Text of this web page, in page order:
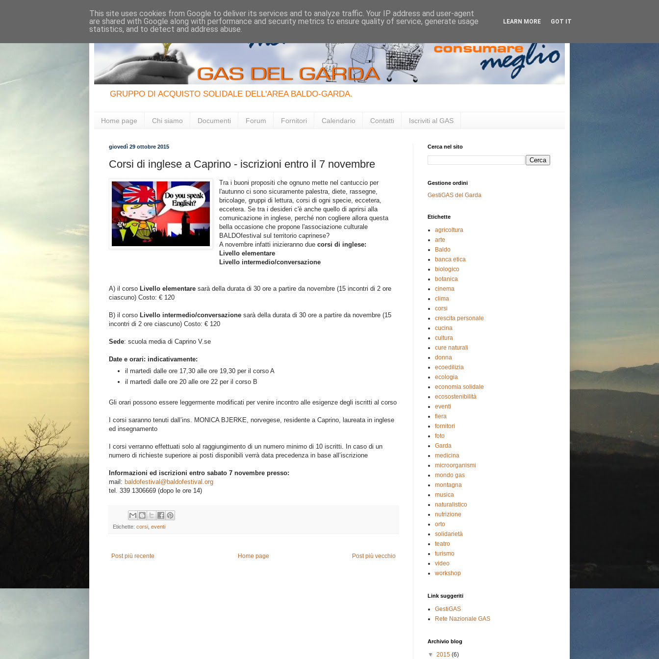
GRUPPO DI ACQUISTO SOLIDALE DELL'AREA BALDO-GARDA.
Home page Chi siamo Documenti Forum Fornitori Calendario Contatti Iscriviti al GAS
giovedì 29 ottobre 2015
Corsi di inglese a Caprino - iscrizioni entro il 7 novembre
Tra i buoni propositi che ognuno mette nel cantuccio per
l'autunno ci sono sicuramente palestra, diete, rassegne,
bricolage, gruppi di lettura, corsi di ogni specie, eccetera,
eccetera. Se tra i desideri c'è anche quello di aprirsi alla
comunicazione in inglese, perché non cogliere allora questa
bella occasione che propone l'associazione culturale
BALDOfestival sul territorio caprinese?
A novembre infatti inizieranno duecorsi di inglese:
Livello elementare
Livello intermedio/conversazione
A) il corso Livello elementare sarà della durata di 30 ore a partire da novembre (15 incontri di 2 ore
ciascuno) Costo: € 120
B) il corso Livello intermedio/conversazione sarà della durata di 30 ore a partire da novembre (15
incontri di 2 ore ciascuno) Costo: € 120
Sede: scuola media di Caprino V.se
Date e orari: indicativamente:
il martedì dalle ore 17,30 alle ore 19,30 per il corso A
il martedì dalle ore 20 alle ore 22 per il corso B
Gli orari possono essere leggermente modificati per venire incontro alle esigenze degli iscritti al corso
I corsi saranno tenuti dall’ins. MONICA BJERKE, norvegese, residente a Caprino, laureata in inglese
ed insegnamento
I corsi verranno effettuati solo al raggiungimento di un numero minimo di 10 iscritti. In caso di un
numero di richieste superiore ai posti disponibili verrà data precedenza in base all’iscrizione
Informazioni ed iscrizioni entro sabato 7 novembre presso:
mail: baldofestival@baldofestival.org
tel. 339 1306669 (dopo le ore 14)
Etichette: corsi eventi
Post più recente Post più vecchio
Home page
Cerca nel sito
Gestione ordini
GestiGAS del Garda
Etichette
agricoltura
arte
Baldo
banca etica
biologico
botanica
cinema
clima
corsi
crescita personale
cucina
cultura
cure naturali
donna
ecoedilizia
ecologia
economia solidale
ecosostenibilità
eventi
fiera
fornitori
foto
Garda
medicina
microorganismi
mondo gas
montagna
musica
naturalistico
nutrizione
orto
solidarietà
teatro
turismo
video
workshop
Link suggeriti
GestiGAS
Rete Nazionale GAS
Archivio blog
▼ 2015 (6)
This site uses cookies from Google to deliver its services and to analyze traffic. Your IP address and user-agent
are shared with Google along with performance and security metrics to ensure quality of service, generate usage
statistics, and to detect and address abuse.
LEARN MORE GOT IT